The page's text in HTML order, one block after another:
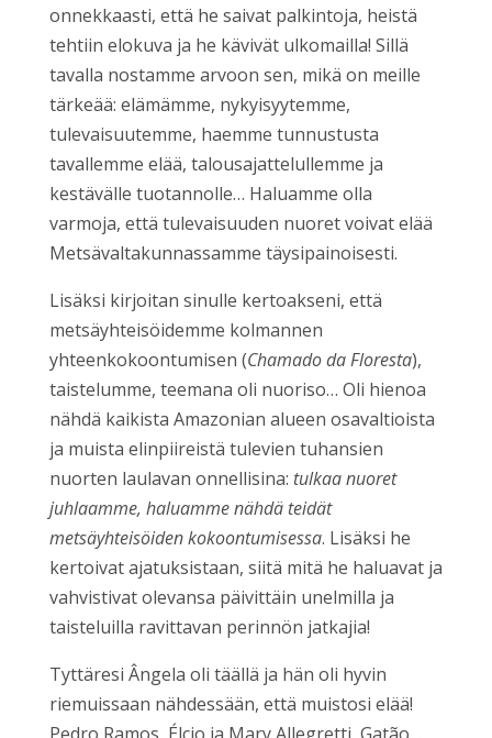
onnekkaasti, että he saivat palkintoja, heistä
tehtiin elokuva ja he kävivät ulkomailla! Sillä
tavalla nostamme arvoon sen, mikä on meille
tärkeää: elämämme, nykyisyytemme,
tulevaisuutemme, haemme tunnustusta
tavallemme elää, talousajattelullemme ja
kestävälle tuotannolle… Haluamme olla
varmoja, että tulevaisuuden nuoret voivat elää
Metsävaltakunnassamme täysipainoisesti.
Lisäksi kirjoitan sinulle kertoakseni, että
metsäyhteisöidemme kolmannen
yhteenkokoontumisen (Chamado da Floresta),
taistelumme, teemana oli nuoriso… Oli hienoa
nähdä kaikista Amazonian alueen osavaltioista
ja muista elinpiireistä tulevien tuhansien
nuorten laulavan onnellisina: tulkaa nuoret
juhlaamme, haluamme nähdä teidät
metsäyhteisöiden kokoontumisessa. Lisäksi he
kertoivat ajatuksistaan, siitä mitä he haluavat ja
vahvistivat olevansa päivittäin unelmilla ja
taisteluilla ravittavan perinnön jatkajia!
Tyttäresi Ângela oli täällä ja hän oli hyvin
riemuissaan nähdessään, että muistosi elää!